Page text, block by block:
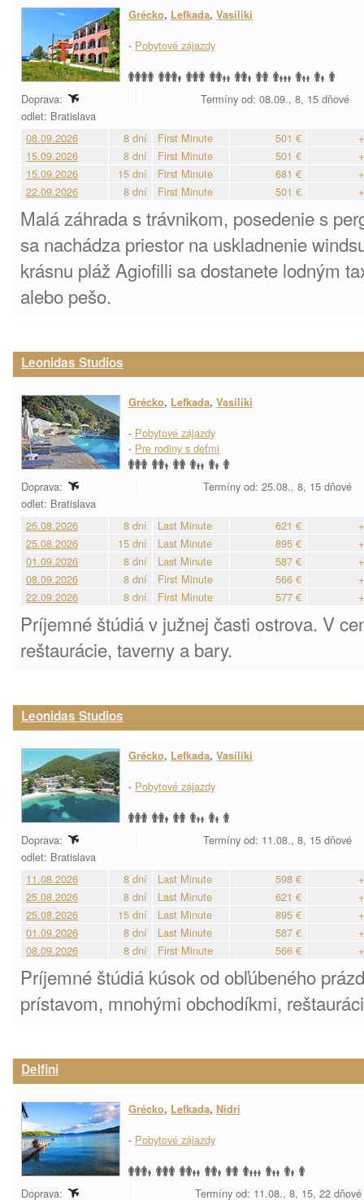
Grécko, Lefkada, Vasiliki
- Pobytové zájazdy
Doprava:
Termíny od: 08.09., 8, 15 dňové
odlet: Bratislava
08.09.2026
8 dní First Minute 501 €
15.09.2026
8 dní First Minute 501 €
15.09.2026
15 dní First Minute 681 €
22.09.2026
8 dní First Minute 501 €
Malá záhrada s trávnikom, posedenie s
sa nachádza priestor na uskladnenie
krásnu pláž Agiofilli sa dostanete lodným
alebo pešo.
Leonidas Studios
Grécko, Lefkada, Vasiliki
- Pobytové zájazdy
- Pre rodiny s deťmi
Doprava:
Termíny od: 25.08., 8, 15 dňové
odlet: Bratislava
25.08.2026
8 dní Last Minute 621 €
25.08.2026
15 dní Last Minute 895 €
01.09.2026
8 dní Last Minute 587 €
08.09.2026
8 dní First Minute 566 €
22.09.2026
8 dní First Minute 577 €
Príjemné štúdiá v južnej časti ostrova. V
reštaurácie, taverny a bary.
Leonidas Studios
Grécko, Lefkada, Vasiliki
- Pobytové zájazdy
Doprava:
Termíny od: 11.08., 8, 15 dňové
odlet: Bratislava
11.08.2026
8 dní Last Minute 598 €
25.08.2026
8 dní Last Minute 621 €
25.08.2026
15 dní Last Minute 895 €
01.09.2026
8 dní Last Minute 587 €
08.09.2026
8 dní First Minute 566 €
Príjemné štúdiá kúsok od obľúbeného
prístavom, mnohými obchodíkmi,
Delfini
Grécko, Lefkada, Nidri
- Pobytové zájazdy
Doprava: Termíny od: 11.08., 8, 15, 22 dňové